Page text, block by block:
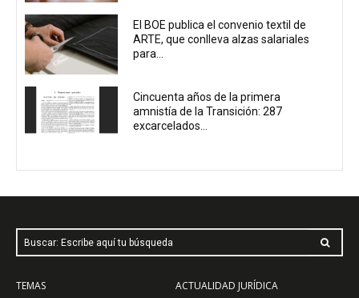
El BOE publica el convenio textil de
ARTE, que conlleva alzas salariales
para...
Cincuenta años de la primera
amnistía de la Transición: 287
excarcelados...
Buscar: Escribe aquí tu búsqueda
TEMAS
ACTUALIDAD JURÍDICA